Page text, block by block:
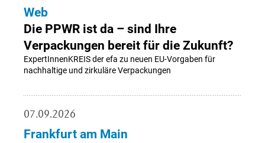
Web
Die PPWR ist da – sind Ihre
Verpackungen bereit für die Zukunft?
ExpertInnenKREIS der efa zu neuen EU-Vorgaben für
nachhaltige und zirkuläre Verpackungen
07.09.2026
Frankfurt am Main